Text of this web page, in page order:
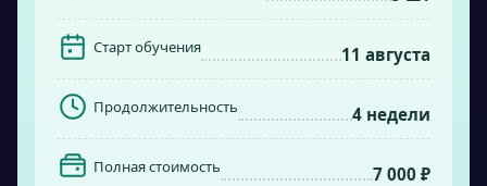
Старт обучения 11 августа
Продолжительность 4 недели
Полная стоимость 7 000 ₽